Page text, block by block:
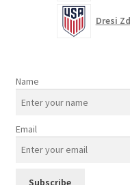
Dresi
Name
Email